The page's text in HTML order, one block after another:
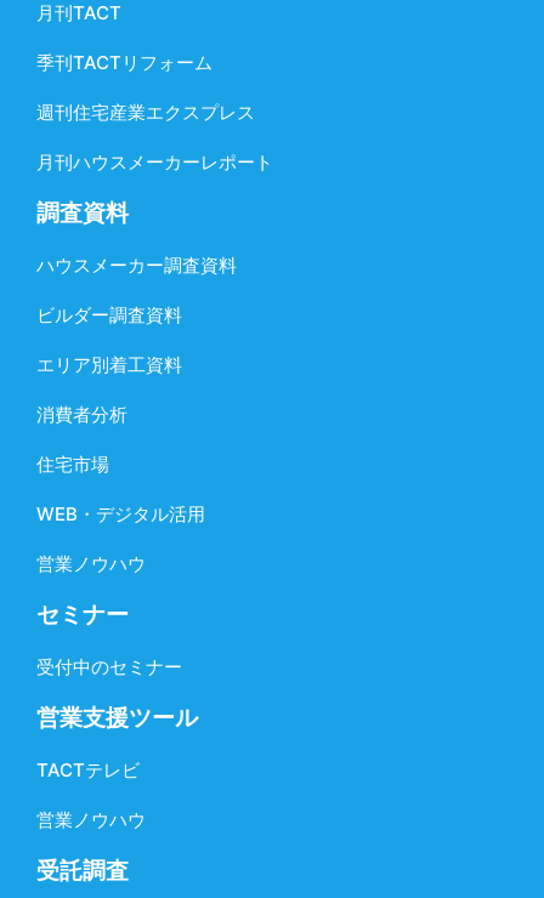
月刊TACT
季刊TACTリフォーム
週刊住宅産業エクスプレス
月刊ハウスメーカーレポート
調査資料
ハウスメーカー調査資料
ビルダー調査資料
エリア別着工資料
消費者分析
住宅市場
WEB・デジタル活用
営業ノウハウ
セミナー
受付中のセミナー
営業支援ツール
TACTテレビ
営業ノウハウ
受託調査